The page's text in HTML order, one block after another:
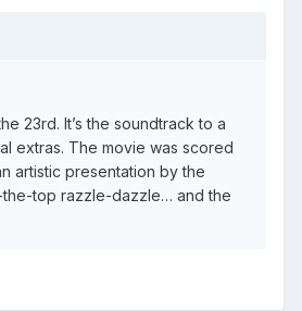
23rd. It’s the soundtrack to a
extras. The movie was scored
artistic presentation by the
the-top razzle-dazzle… and the